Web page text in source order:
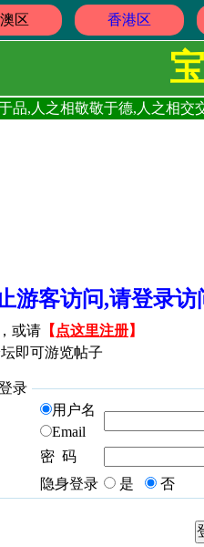
区 香港区
品,人之相敬敬于德,人之相
游客访问,请登录
或请 【 点这里注册】
即可游览帖子
录
用户名
Email
密 码
隐身登录
是 否